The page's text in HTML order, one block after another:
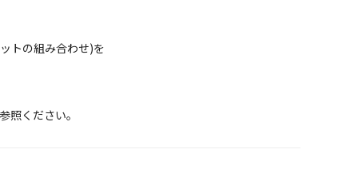
トの組み合わせ)を
照ください。